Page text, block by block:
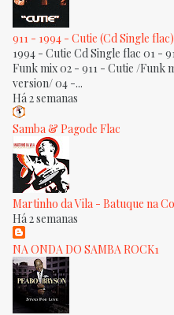
911 - 1994 - Cutie (Cd Single
1994 - Cutie Cd Single flac 01 -
Funk mix 02 - 911 - Cutie /Funk
version/ 04 -...
Há 2 semanas
Samba & Pagode Flac
Martinho da Vila - Batuque na
Há 2 semanas
NA ONDA DO SAMBA ROCK1